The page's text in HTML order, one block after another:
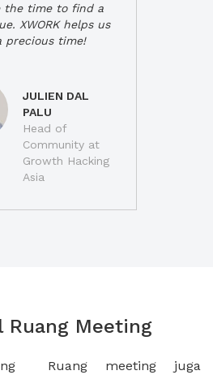
the time to find a
XWORK helps us
precious time!
JULIEN DAL
PALU
Head of
Community at
Growth Hacking
Asia
Ruang Meeting